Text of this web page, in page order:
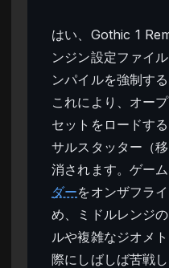
はい、Gothic 1
ンジン設定ファイ
ンパイルを強制す
これにより、オー
セットをロードす
サルスタッター（
消されます。ゲー
ダーをオンザフラ
め、ミドルレンジ
ルや複雑なジオメ
際にしばしば苦戦し